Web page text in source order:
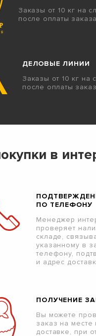
Заказы от 10 кг на
после оплаты
ДЕЛОВЫЕ ЛИНИИ
Заказы от 10 кг на
после оплаты
в
ПО ТЕЛЕФОНУ
Менеджер
проверяет
складе,
указанному в
телефону,
и адрес
ПОЛУЧЕНИЕ
Вы можете
заказ на месте
доставке, при